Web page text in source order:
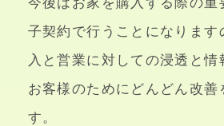
子契約で行うことになります
入と営業に対しての浸透と情
お客様のためにどんどん改善
す。